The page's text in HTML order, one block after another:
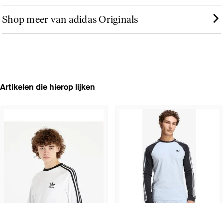
Shop meer van adidas Originals
Artikelen die hierop lijken